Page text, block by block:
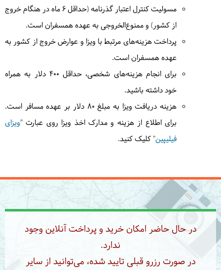
چهارشنبه 1405/01/05
گشتی در جزیره خواهیم زد و از پارک ملی و غار سنت
پائول دیدن می‌کنیم. قایق سواری در رودخانه شگفت
انگیز زیر زمینی خواهیم داشت سپس به تماشای
زیبای کوهستان ها و مزارع برنج را خواهیم دید.حوالی بعد
از ظهر به محل اقامت‌مان برمی‌گردیم.
= هتل پاوالان
8 پنج‌شنبه March 26, 2026 1405/01/06
به سوی فرودگاه می‌رویم و به سوی بوهول پرواز می‌کنیم.
خواهیم شد. وقت آزاد برای استراحت خواهید داشت.
مسولیت کنترل اعتبار گذرنامه (حداقل ۶ ماه در هنگام خروج
از کشور) و ممنوع‌الخروجی به عهده همسفران است.
پرداخت هزینه‌های مرتبط با ویزا و عوارض خروج از کشور به
عهده همسفران است.
برای انجام هزینه‌های شخصی، حداقل 400 دلار به همراه
خود داشته باشید.
هزینه دریافت ویزا به مبلغ 80 دلار بر عهده مسافر است.
برای اطلاع از هزینه و مدارک اخذ ویزا روی عبارت "ویزای
فیلیپین" کلیک کنید.
در حال حاضر امکان خرید و پرداخت آنلاین وجود
ندارد.
در صورت رزرو قبلی تایید شده، می‌توانید از سایر